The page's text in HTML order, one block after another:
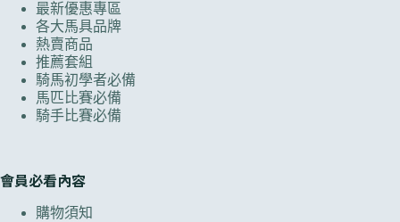
最新優惠專區
各大馬具品牌
熱賣商品
推薦套組
騎馬初學者必備
馬匹比賽必備
騎手比賽必備
會員必看內容
購物須知